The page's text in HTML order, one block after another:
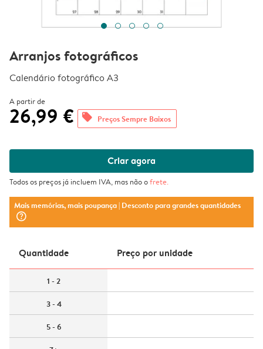
Arranjos fotográficos
Calendário fotográfico A3
A partir de
26,99 € offers Preços Sempre Baixos
Criar agora
Todos os preços já incluem IVA, mas não ofrete.
Mais memórias, mais poupança| Desconto para grandes quantidades
question_mark_circle
Quantidade Preço por unidade
1 - 2
3 - 4
5 - 6